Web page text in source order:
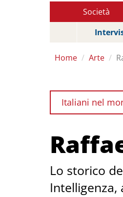
Società
Home Arte
Italiani nel
Lo storico